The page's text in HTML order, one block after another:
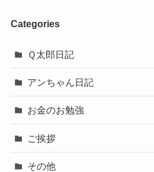
Categories
Ｑ太郎日記
アンちゃん日記
お金のお勉強
ご挨拶
その他